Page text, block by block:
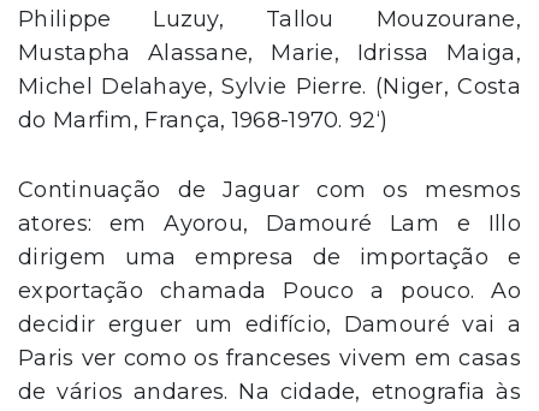
Philippe Luzuy, Tallou Mouzourane,
Mustapha Alassane, Marie, Idrissa Maiga,
Michel Delahaye, Sylvie Pierre. (Niger, Costa
do Marfim, França, 1968-1970. 92‘)
Continuação de Jaguar com os mesmos
atores: em Ayorou, Damouré Lam e Illo
dirigem uma empresa de importação e
exportação chamada Pouco a pouco. Ao
decidir erguer um edifício, Damouré vai a
Paris ver como os franceses vivem em casas
de vários andares. Na cidade, etnografia às